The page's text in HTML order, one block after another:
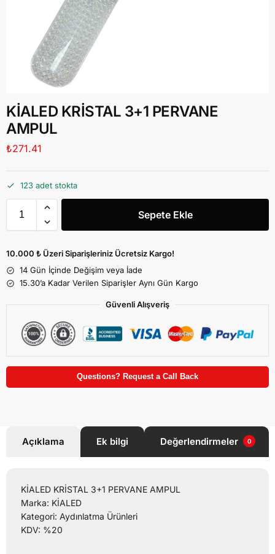
KİALED KRİSTAL 3+1 PERVANE
AMPUL
₺271.41
123 adet stokta
Sepete Ekle
10.000 ₺ Üzeri Siparişleriniz Ücretsiz Kargo!
14 Gün İçinde Değişim veya İade
15.30’a Kadar Verilen Siparişler Aynı Gün Kargo
Güvenli Alışveriş
Questions? Request a Call Back
Açıklama Ek bilgi Değerlendirmeler 0
KİALED KRİSTAL 3+1 PERVANE AMPUL
Marka: KİALED
Kategori: Aydınlatma Ürünleri
KDV: %20